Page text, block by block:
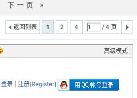
下一页 »
1 2 4 / 4 页
返回列表
高级模式
登录 注册[Register]